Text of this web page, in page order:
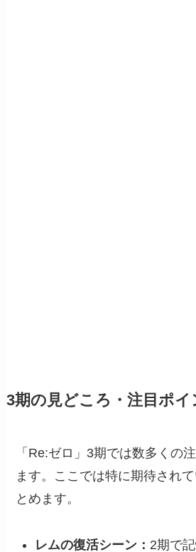
3期の見どころ・注目ポイ
「Re:ゼロ」3期では数多くの
ます。ここでは特に期待され
とめます。
レムの復活シーン： 2期で